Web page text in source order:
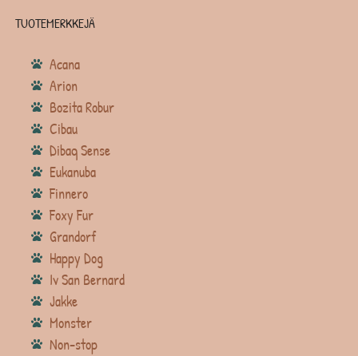
TUOTEMERKKEJÄ
Acana
Arion
Bozita Robur
Cibau
Dibaq Sense
Eukanuba
Finnero
Foxy Fur
Grandorf
Happy Dog
Iv San Bernard
Jakke
Monster
Non-stop